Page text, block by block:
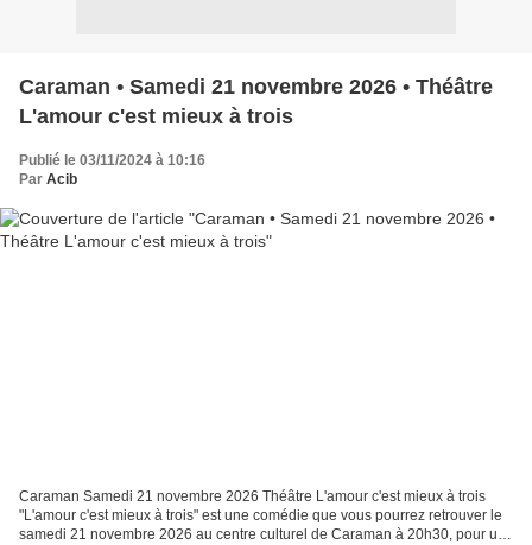
Caraman • Samedi 21 novembre 2026 • Théâtre
L'amour c'est mieux à trois
Publié le 03/11/2024 à 10:16
Par Acib
Caraman Samedi 21 novembre 2026 Théâtre L'amour c'est mieux à trois
"L'amour c'est mieux à trois" est une comédie que vous pourrez retrouver le
samedi 21 novembre 2026 au centre culturel de Caraman à 20h30, pour un